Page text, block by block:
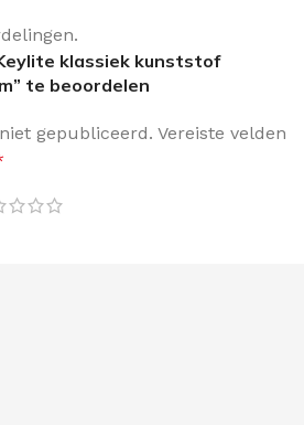
klassiek kunststof
te beoordelen
gepubliceerd. Vereiste velden